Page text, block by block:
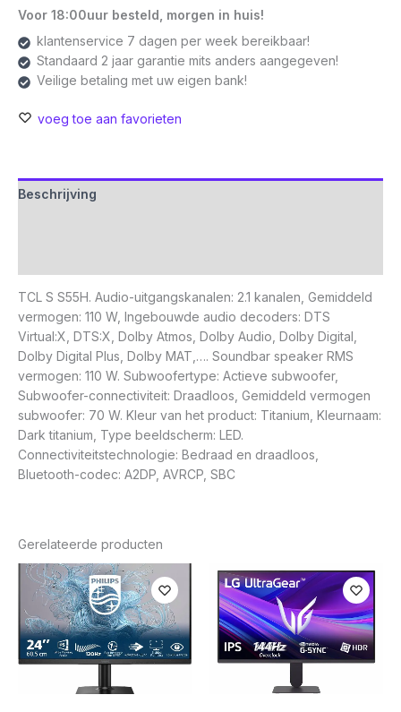
Voor 18:00uur besteld, morgen in huis!
klantenservice 7 dagen per week bereikbaar!
Standaard 2 jaar garantie mits anders aangegeven!
Veilige betaling met uw eigen bank!
voeg toe aan favorieten
Beschrijving
TCL S S55H. Audio-uitgangskanalen: 2.1 kanalen, Gemiddeld
vermogen: 110 W, Ingebouwde audio decoders: DTS
Virtual:X, DTS:X, Dolby Atmos, Dolby Audio, Dolby Digital,
Dolby Digital Plus, Dolby MAT,…. Soundbar speaker RMS
vermogen: 110 W. Subwoofertype: Actieve subwoofer,
Subwoofer-connectiviteit: Draadloos, Gemiddeld vermogen
subwoofer: 70 W. Kleur van het product: Titanium, Kleurnaam:
Dark titanium, Type beeldscherm: LED.
Connectiviteitstechnologie: Bedraad en draadloos,
Bluetooth-codec: A2DP, AVRCP, SBC
Gerelateerde producten